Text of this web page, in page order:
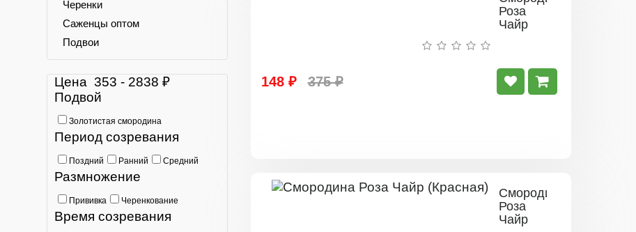
Черенки
Саженцы оптом
Подвои
Цена 353 - 2838 ₽
Подвой
Золотистая смородина
Период созревания
Поздний Ранний Средний
Размножение
Прививка Черенкование
Время созревания
Роза
Чайр
148 ₽ 375 ₽
Смородина
Роза
Чайр